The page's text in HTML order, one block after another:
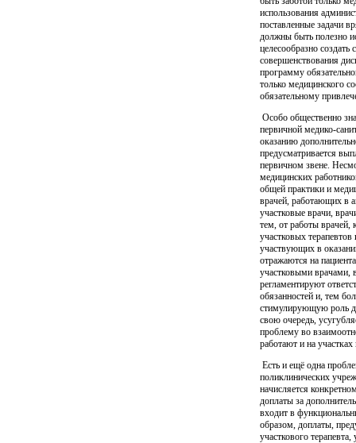
использования
поставленные задачи
должны быть полезно
целесообразно
совершенствования
программу
только медицинского
обязательному
Особо общественно
первичной медико-
оказанию
предусматривается
первичном звене.
медицинских
общей практики и
врачей, работающих в
участковые врачи,
тем, от работы врачей,
участковых
участвующих в
отражаются на
участковыми врачами,
регламентируют
обязанностей и, тем
стимулирующую роль
свою очередь,
проблему во
работают и на участках
Есть и ещё одна
поликлинических
начисляется
доплаты за
входит в
образом, доплаты,
участкового